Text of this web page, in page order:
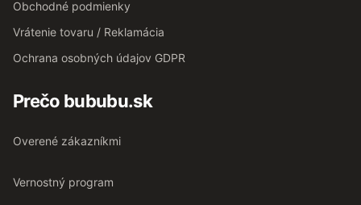
Obchodné podmienky
Vrátenie tovaru / Reklamácia
Ochrana osobných údajov GDPR
Prečo bububu.sk
Overené zákazníkmi
Vernostný program